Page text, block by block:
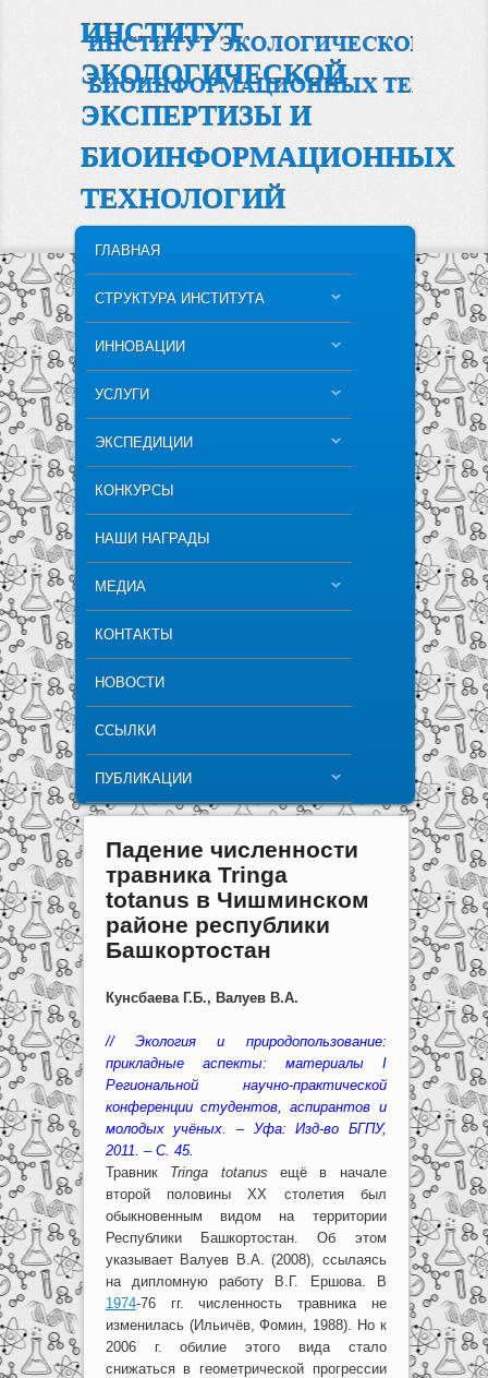
ИНСТИТУТ
ЭКОЛОГИЧЕСКОЙ
ЭКСПЕРТИЗЫ И
БИОИНФОРМАЦИОННЫХ
ТЕХНОЛОГИЙ
SKIP TO PRIMARY CONTENT
SKIP TO SECONDARY CONTENT
ГЛАВНАЯ
СТРУКТУРА ИНСТИТУТА
ИННОВАЦИИ
УСЛУГИ
ЭКСПЕДИЦИИ
КОНКУРСЫ
НАШИ НАГРАДЫ
МЕДИА
КОНТАКТЫ
НОВОСТИ
ССЫЛКИ
ПУБЛИКАЦИИ
Падение численности
травника Tringa
totanus в Чишминском
районе республики
Башкортостан
Кунсбаева Г.Б., Валуев В.А.
// Экология и природопользование:
прикладные аспекты: материалы I
Региональной научно-практической
конференции студентов, аспирантов и
молодых учёных. – Уфа: Изд-во БГПУ,
2011. – С. 45.
Травник Tringa totanus ещё в начале
второй половины XX столетия был
обыкновенным видом на территории
Республики Башкортостан. Об этом
указывает Валуев В.А. (2008), ссылаясь
на дипломную работу В.Г. Ершова. В
1974-76 гг. численность травника не
изменилась (Ильичёв, Фомин, 1988). Но к
2006 г. обилие этого вида стало
снижаться в геометрической прогрессии